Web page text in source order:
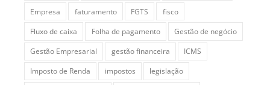
Empresa
faturamento FGTS
fisco
Fluxo de caixa
Folha de pagamento
Gestão de negócio
Gestão Empresarial
gestão financeira
ICMS
Imposto de Renda
impostos
legislação